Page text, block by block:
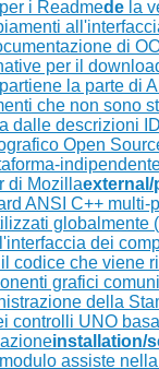
i Readmede la
di
per il
la parte di
che non sono
dalle descrizioni
Open
di Mozillaexternal/
ANSI C++ multi-
globalmente
dei
codice che viene
grafici comuni
della
controlli UNO
installation/
assiste